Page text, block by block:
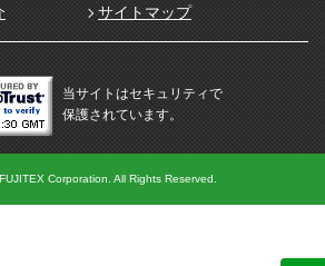
サイトマップ
当サイトはセキュリティで
保護されています。
Corporation. All Rights Reserved.